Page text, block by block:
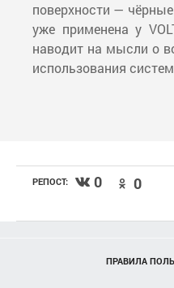
поверхности —
уже применена у
наводит на мысли о
использования
РЕПОСТ: 0 0
ПРАВИЛА